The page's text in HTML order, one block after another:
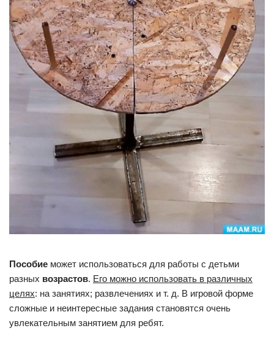
Пособие может использоваться для работы с детьми
разных возрастов. Его можно использовать в различных
целях: на занятиях; развлечениях и т. д. В игровой форме
сложные и неинтересные задания становятся очень
увлекательным занятием для ребят.